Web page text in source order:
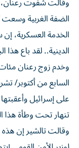
الضفة الغربية وسعت
الخدمة العسكرية،
الدينية.. لقد باع هذا
وخدم زوج رعنان
على إسرائيل
تنهار تحت وطأة
وقالت تالشير إن